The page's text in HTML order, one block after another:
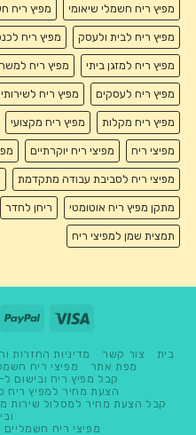
מפיץ ריח חשמלי שיאומי מפיץ ריח
מפיץ ריח לבית ולעסק מפיץ ריח
מפיץ ריח למזגן ביתי מפיץ ריח
מפיץ ריח לעסקים מפיץ ריח
מפיץ ריח מקלות מפיץ ריח מקצועי
מפיצי ריח מפיצי ריח יוקרתיים
מפיצי ריח לסביבת עבודה מתקדמת
מתקן מפיץ ריח אוטומטי ריחן לחדר
תמצית שמן למפיצי ריח
בית צור קשר מדיניות החזרות
מפת אתר
מפיצי ריח
קבל מפיץ ריח ובישום ל- 14 ניסיון חינם ללא עלות
הצעת מחיר למפיץ ריח
קבל הצעת מחיר למסלול שירות
מפיצי ריח חשמליים